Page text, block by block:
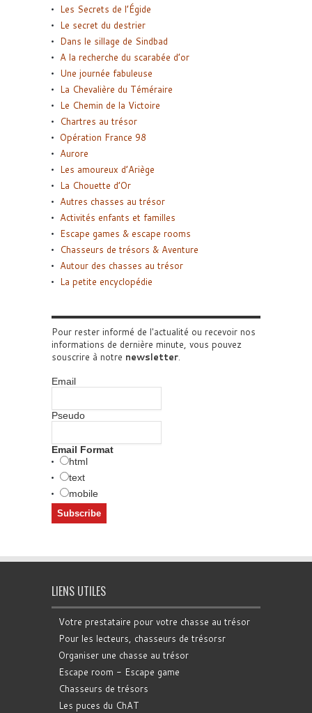
Les Secrets de l’Égide
Le secret du destrier
Dans le sillage de Sindbad
A la recherche du scarabée d’or
Une journée fabuleuse
La Chevalière du Téméraire
Le Chemin de la Victoire
Chartres au trésor
Opération France 98
Aurore
Les amoureux d’Ariège
La Chouette d’Or
Autres chasses au trésor
Activités enfants et familles
Escape games & escape rooms
Chasseurs de trésors & Aventure
Autour des chasses au trésor
La petite encyclopédie
Pour rester informé de l'actualité ou recevoir nos
informations de dernière minute, vous pouvez
souscrire à notre newsletter.
Email
Pseudo
Email Format
html
text
mobile
LIENS UTILES
Votre prestataire pour votre chasse au trésor
Pour les lecteurs, chasseurs de trésorsr
Organiser une chasse au trésor
Escape room - Escape game
Chasseurs de trésors
Les puces du ChAT